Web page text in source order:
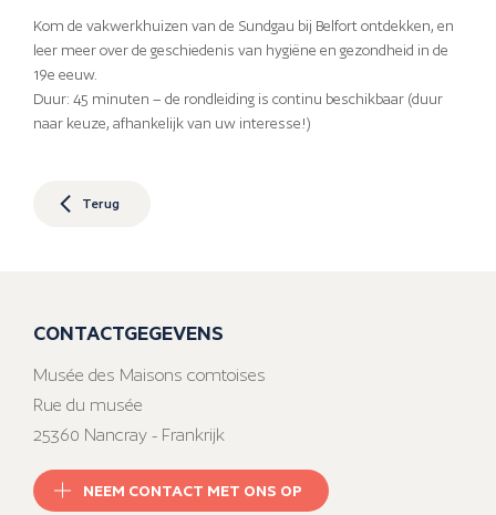
Kom de vakwerkhuizen van de Sundgau bij Belfort ontdekken, en
leer meer over de geschiedenis van hygiëne en gezondheid in de
19e eeuw.
Duur: 45 minuten – de rondleiding is continu beschikbaar (duur
naar keuze, afhankelijk van uw interesse!)
Terug
CONTACTGEGEVENS
Musée des Maisons comtoises
Rue du musée
25360 Nancray - Frankrijk
NEEM CONTACT MET ONS OP